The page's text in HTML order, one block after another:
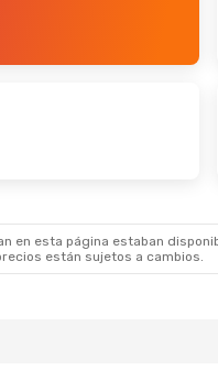
BKK
- MAD
en esta página estaban
están sujetos a cambios.